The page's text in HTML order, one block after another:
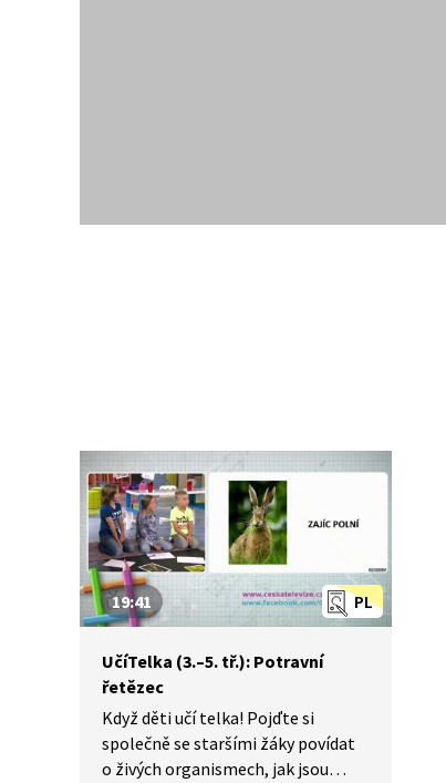
PL
19:41
UčíTelka (3.–5. tř.): Potravní
řetězec
Když děti učí telka! Pojďte si
společně se staršími žáky povídat
o živých organismech, jak jsou